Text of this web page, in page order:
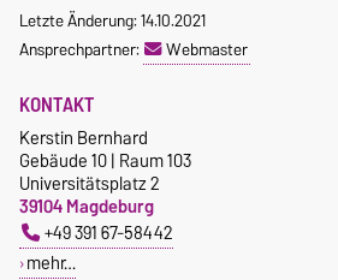
Letzte Änderung: 14.10.2021
Ansprechpartner:
Webmaster
KONTAKT
Kerstin Bernhard
Gebäude 10 | Raum 103
Universitätsplatz 2
39104 Magdeburg
+49 391 67-58442
mehr…